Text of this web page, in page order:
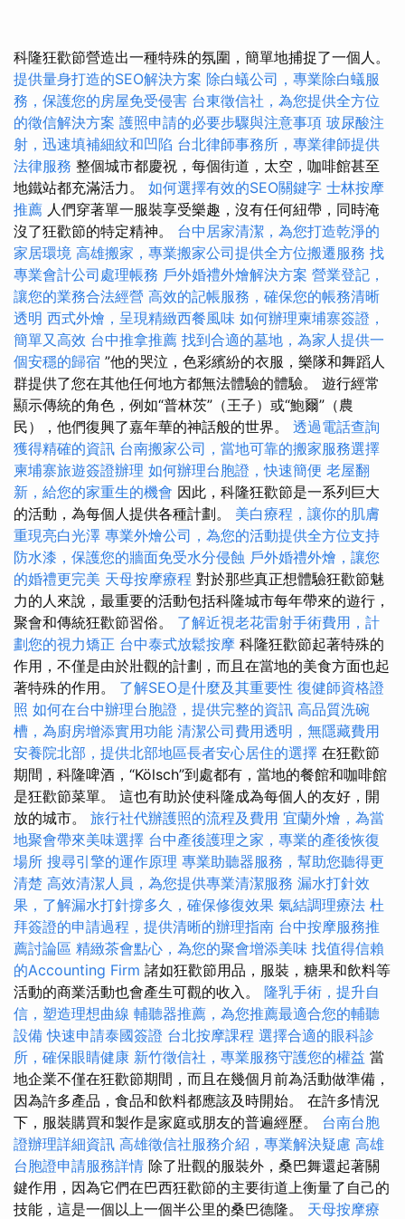
科隆狂歡節營造出一種特殊的氛圍，簡單地捕捉了一個人。
提供量身打造的SEO解決方案 除白蟻公司，專業除白蟻服
務，保護您的房屋免受侵害 台東徵信社，為您提供全方位
的徵信解決方案 護照申請的必要步驟與注意事項 玻尿酸注
射，迅速填補細紋和凹陷 台北律師事務所，專業律師提供
法律服務 整個城市都慶祝，每個街道，太空，咖啡館甚至
地鐵站都充滿活力。 如何選擇有效的SEO關鍵字 士林按摩
推薦 人們穿著單一服裝享受樂趣，沒有任何紐帶，同時淹
沒了狂歡節的特定精神。 台中居家清潔，為您打造乾淨的
家居環境 高雄搬家，專業搬家公司提供全方位搬遷服務 找
專業會計公司處理帳務 戶外婚禮外燴解決方案 營業登記，
讓您的業務合法經營 高效的記帳服務，確保您的帳務清晰
透明 西式外燴，呈現精緻西餐風味 如何辦理柬埔寨簽證，
簡單又高效 台中推拿推薦 找到合適的墓地，為家人提供一
個安穩的歸宿 ”他的哭泣，色彩繽紛的衣服，樂隊和舞蹈人
群提供了您在其他任何地方都無法體驗的體驗。 遊行經常
顯示傳統的角色，例如“普林茨”（王子）或“鮑爾”（農
民），他們復興了嘉年華的神話般的世界。 透過電話查詢
獲得精確的資訊 台南搬家公司，當地可靠的搬家服務選擇
柬埔寨旅遊簽證辦理 如何辦理台胞證，快速簡便 老屋翻
新，給您的家重生的機會 因此，科隆狂歡節是一系列巨大
的活動，為每個人提供各種計劃。 美白療程，讓你的肌膚
重現亮白光澤 專業外燴公司，為您的活動提供全方位支持
防水漆，保護您的牆面免受水分侵蝕 戶外婚禮外燴，讓您
的婚禮更完美 天母按摩療程 對於那些真正想體驗狂歡節魅
力的人來說，最重要的活動包括科隆城市每年帶來的遊行，
聚會和傳統狂歡節習俗。 了解近視老花雷射手術費用，計
劃您的視力矯正 台中泰式放鬆按摩 科隆狂歡節起著特殊的
作用，不僅是由於壯觀的計劃，而且在當地的美食方面也起
著特殊的作用。 了解SEO是什麼及其重要性 復健師資格證
照 如何在台中辦理台胞證，提供完整的資訊 高品質洗碗
槽，為廚房增添實用功能 清潔公司費用透明，無隱藏費用
安養院北部，提供北部地區長者安心居住的選擇 在狂歡節
期間，科隆啤酒，“Kölsch”到處都有，當地的餐館和咖啡館
是狂歡節菜單。 這也有助於使科隆成為每個人的友好，開
放的城市。 旅行社代辦護照的流程及費用 宜蘭外燴，為當
地聚會帶來美味選擇 台中產後護理之家，專業的產後恢復
場所 搜尋引擎的運作原理 專業助聽器服務，幫助您聽得更
清楚 高效清潔人員，為您提供專業清潔服務 漏水打針效
果，了解漏水打針撐多久，確保修復效果 氣結調理療法 杜
拜簽證的申請過程，提供清晰的辦理指南 台中按摩服務推
薦討論區 精緻茶會點心，為您的聚會增添美味 找值得信賴
的Accounting Firm 諸如狂歡節用品，服裝，糖果和飲料等
活動的商業活動也會產生可觀的收入。 隆乳手術，提升自
信，塑造理想曲線 輔聽器推薦，為您推薦最適合您的輔聽
設備 快速申請泰國簽證 台北按摩課程 選擇合適的眼科診
所，確保眼睛健康 新竹徵信社，專業服務守護您的權益 當
地企業不僅在狂歡節期間，而且在幾個月前為活動做準備，
因為許多產品，食品和飲料都應該及時開始。 在許多情況
下，服裝購買和製作是家庭或朋友的普遍經歷。 台南台胞
證辦理詳細資訊 高雄徵信社服務介紹，專業解決疑慮 高雄
台胞證申請服務詳情 除了壯觀的服裝外，桑巴舞還起著關
鍵作用，因為它們在巴西狂歡節的主要街道上衡量了自己的
技能，這是一個以上一個半公里的桑巴德隆。 天母按摩療